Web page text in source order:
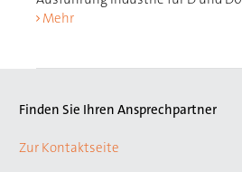
Mehr
Finden Sie Ihren Ansprechpartner
Zur Kontaktseite